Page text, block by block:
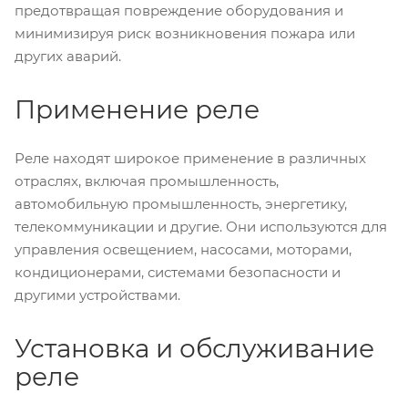
предотвращая повреждение оборудования и
минимизируя риск возникновения пожара или
других аварий.
Применение реле
Реле находят широкое применение в различных
отраслях, включая промышленность,
автомобильную промышленность, энергетику,
телекоммуникации и другие. Они используются для
управления освещением, насосами, моторами,
кондиционерами, системами безопасности и
другими устройствами.
Установка и обслуживание
реле